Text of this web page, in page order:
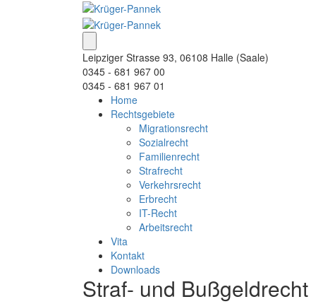
Leipziger Strasse 93, 06108 Halle (Saale)
0345 - 681 967 00
0345 - 681 967 01
Home
Rechtsgebiete
Migrationsrecht
Sozialrecht
Familienrecht
Strafrecht
Verkehrsrecht
Erbrecht
IT-Recht
Arbeitsrecht
Vita
Kontakt
Downloads
Straf- und Bußgeldrecht